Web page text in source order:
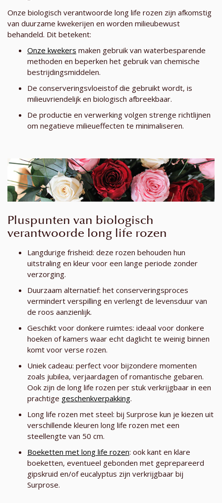
Onze biologisch verantwoorde long life rozen zijn afkomstig
van duurzame kwekerijen en worden milieubewust
behandeld. Dit betekent:
Onze kwekers maken gebruik van waterbesparende
methoden en beperken het gebruik van chemische
bestrijdingsmiddelen.
De conserveringsvloeistof die gebruikt wordt, is
milieuvriendelijk en biologisch afbreekbaar.
De productie en verwerking volgen strenge richtlijnen
om negatieve milieueffecten te minimaliseren.
Pluspunten van biologisch
verantwoorde long life rozen
Langdurige frisheid: deze rozen behouden hun
uitstraling en kleur voor een lange periode zonder
verzorging.
Duurzaam alternatief: het conserveringsproces
vermindert verspilling en verlengt de levensduur van
de roos aanzienlijk.
Geschikt voor donkere ruimtes: ideaal voor donkere
hoeken of kamers waar echt daglicht te weinig binnen
komt voor verse rozen.
Uniek cadeau: perfect voor bijzondere momenten
zoals jubilea, verjaardagen of romantische gebaren.
Ook zijn de long life rozen per stuk verkrijgbaar in een
prachtige geschenkverpakking.
Long life rozen met steel: bij Surprose kun je kiezen uit
verschillende kleuren long life rozen met een
steellengte van 50 cm.
Boeketten met long life rozen: ook kant en klare
boeketten, eventueel gebonden met geprepareerd
gipskruid en/of eucalyptus zijn verkrijgbaar bij
Surprose.